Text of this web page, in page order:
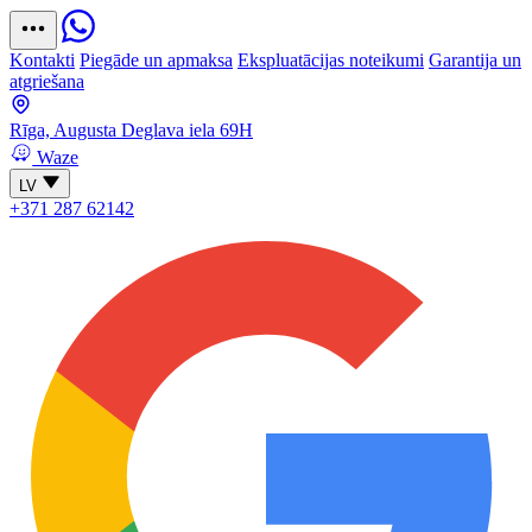
Kontakti Piegāde un apmaksa Ekspluatācijas noteikumi Garantija un
atgriešana
Rīga, Augusta Deglava iela 69H
Waze
LV
+371 287 62142